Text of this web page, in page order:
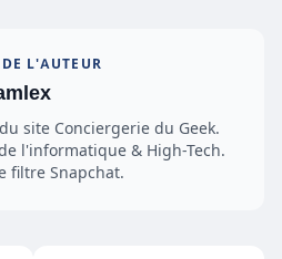
L'AUTEUR
site Conciergerie du Geek.
l'informatique & High-Tech.
filtre Snapchat.